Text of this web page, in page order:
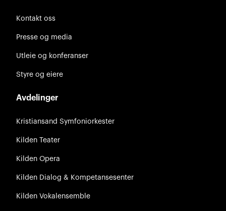
Kontakt oss
Presse og media
Utleie og konferanser
Styre og eiere
Avdelinger
Kristiansand Symfoniorkester
Kilden Teater
Kilden Opera
Kilden Dialog & Kompetansesenter
Kilden Vokalensemble